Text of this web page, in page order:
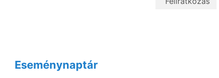
Eseménynaptár